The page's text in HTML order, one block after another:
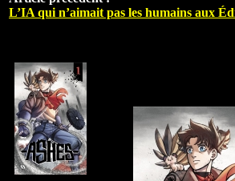
L’IA qui n’aimait pas les humains aux